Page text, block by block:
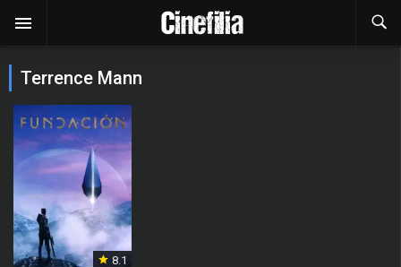
Terrence Mann
8.1